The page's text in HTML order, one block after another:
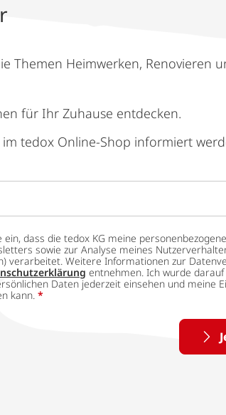
Themen Heimwerken, Renovieren
für Ihr Zuhause entdecken.
tedox Online-Shop informiert
ein, dass die tedox KG meine
sowie zur Analyse meines
verarbeitet. Weitere Informationen zur
entnehmen. Ich wurde
Daten jederzeit einsehen und meine
kann. *